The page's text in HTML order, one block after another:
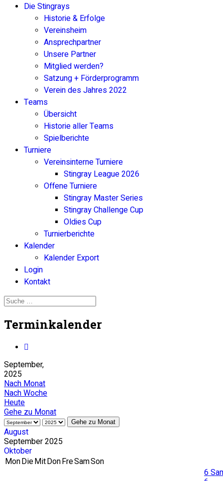
Die Stingrays
Historie & Erfolge
Vereinsheim
Ansprechpartner
Unsere Partner
Mitglied werden?
Satzung + Förderprogramm
Verein des Jahres 2022
Teams
Übersicht
Historie aller Teams
Spielberichte
Turniere
Vereinsinterne Turniere
Stingray League 2026
Offene Turniere
Stingray Master Series
Stingray Challenge Cup
Oldies Cup
Turnierberichte
Kalender
Kalender Export
Login
Kontakt
Terminkalender
September,
2025
Nach Monat
Nach Woche
Heute
Gehe zu Monat
Gehe zu Monat
August
September 2025
Oktober
MonDieMitDonFreSamSon
6